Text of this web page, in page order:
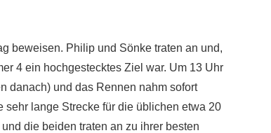
beweisen. Philip und Sönke traten an und,
4 ein hochgestecktes Ziel war. Um 13 Uhr
danach) und das Rennen nahm sofort
sehr lange Strecke für die üblichen etwa 20
die beiden traten an zu ihrer besten